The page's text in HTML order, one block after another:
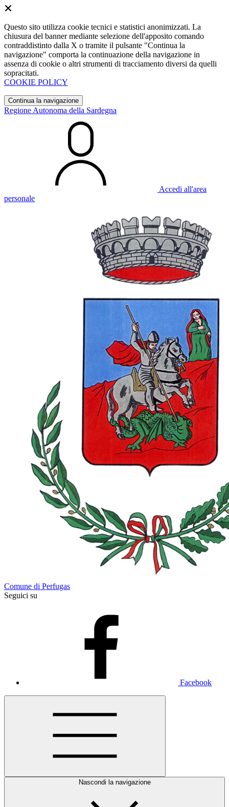
Questo sito utilizza cookie tecnici e statistici anonimizzati. La
chiusura del banner mediante selezione dell'apposito comando
contraddistinto dalla X o tramite il pulsante "Continua la
navigazione" comporta la continuazione della navigazione in
assenza di cookie o altri strumenti di tracciamento diversi da quelli
sopracitati.
COOKIE POLICY
Continua la navigazione
Regione Autonoma della Sardegna
Accedi all'area
personale
Comune di Perfugas
Seguici su
Facebook
Nascondi la navigazione